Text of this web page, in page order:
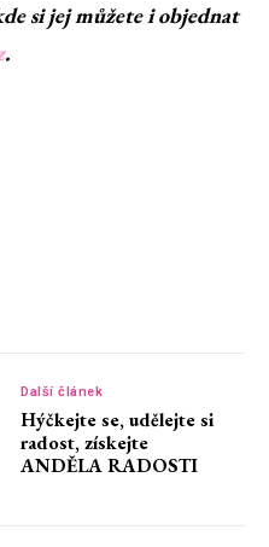
si jej můžete i objednat
.
Další článek
Hýčkejte se, udělejte si
radost, získejte
ANDĚLA RADOSTI